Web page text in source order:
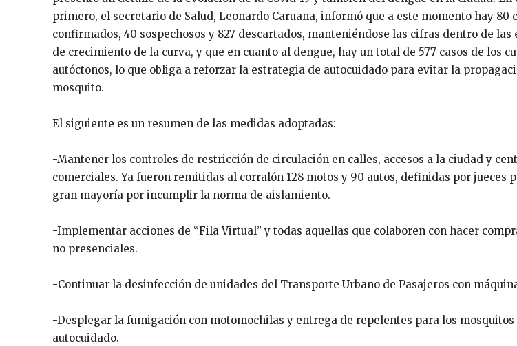
primero, el secretario de Salud, Leonardo Caruana, informó que a este momento hay 80
confirmados, 40 sospechosos y 827 descartados, manteniéndose las cifras dentro de las
de crecimiento de la curva, y que en cuanto al dengue, hay un total de 577 casos de los
autóctonos, lo que obliga a reforzar la estrategia de autocuidado para evitar la
mosquito.
El siguiente es un resumen de las medidas adoptadas:
-Mantener los controles de restricción de circulación en calles, accesos a la ciudad y
comerciales. Ya fueron remitidas al corralón 128 motos y 90 autos, definidas por jueces
gran mayoría por incumplir la norma de aislamiento.
-Implementar acciones de “Fila Virtual” y todas aquellas que colaboren con hacer
no presenciales.
-Continuar la desinfección de unidades del Transporte Urbano de Pasajeros con
-Desplegar la fumigación con motomochilas y entrega de repelentes para los
autocuidado.